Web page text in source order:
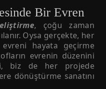
Bir Evren
, çoğu zaman
Oysa gerçekte, her
hayata geçirme
evrenin düzenini
biz de her projede
dönüştürme sanatını